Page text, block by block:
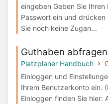
eingeben Geben Sie
Passwort ein und
Sie noch keine Zugan...
Guthaben abfragen
Platzplaner Handbuch
Einloggen und
Ihrem Benutzerkonto ein.
Einloggen finden Sie hier: